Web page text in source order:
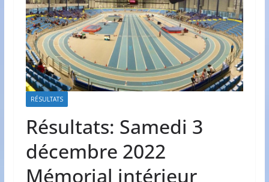
RÉSULTATS
Résultats: Samedi 3
décembre 2022
Mémorial intérieur